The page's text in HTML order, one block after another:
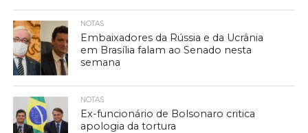
NOTAS
Embaixadores da Rússia e da Ucrânia
em Brasília falam ao Senado nesta
semana
NOTAS
Ex-funcionário de Bolsonaro critica
apologia da tortura